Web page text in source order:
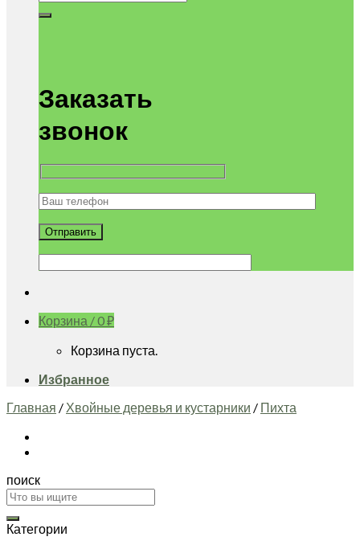
Заказать
звонок
Корзина /0₽
Корзина пуста.
Избранное
Главная / Хвойные деревья и кустарники / Пихта
поиск
Искать:
Категории